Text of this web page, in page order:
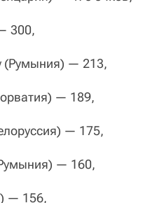
300,
(Румыния) — 213,
— 189,
— 175,
— 160,
— 156,